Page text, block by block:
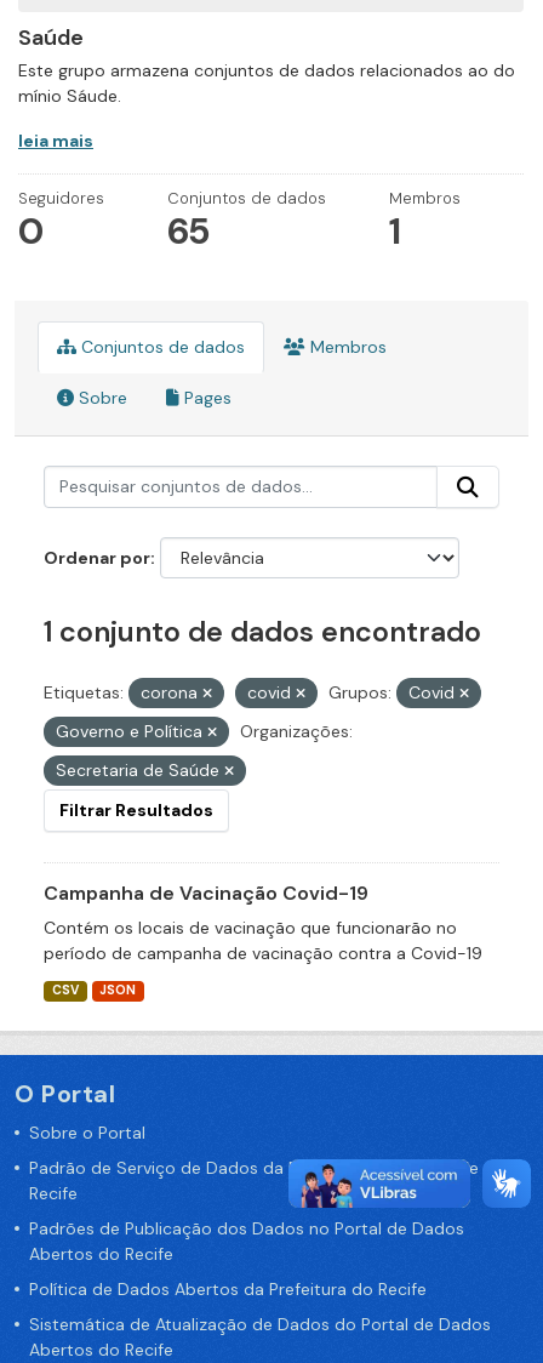
Saúde
Este grupo armazena conjuntos de dados relacionados ao do
mínio Sáude.
leia mais
Seguidores
0
Conjuntos de dados
65
Membros
1
Conjuntos de dados Membros
Sobre Pages
Ordenar por
1 conjunto de dados encontrado
Etiquetas: corona covid Grupos:
Covid
Governo e Política
Organizações:
Secretaria de Saúde
Filtrar Resultados
Campanha de Vacinação Covid-19
Contém os locais de vacinação que funcionarão no
período de campanha de vacinação contra a Covid-19
CSV JSON
O Portal
Sobre o Portal
Padrão de Serviço de Dados da Prefeitura da Cidade de
Recife
Padrões de Publicação dos Dados no Portal de Dados
Abertos do Recife
Política de Dados Abertos da Prefeitura do Recife
Sistemática de Atualização de Dados do Portal de Dados
Abertos do Recife